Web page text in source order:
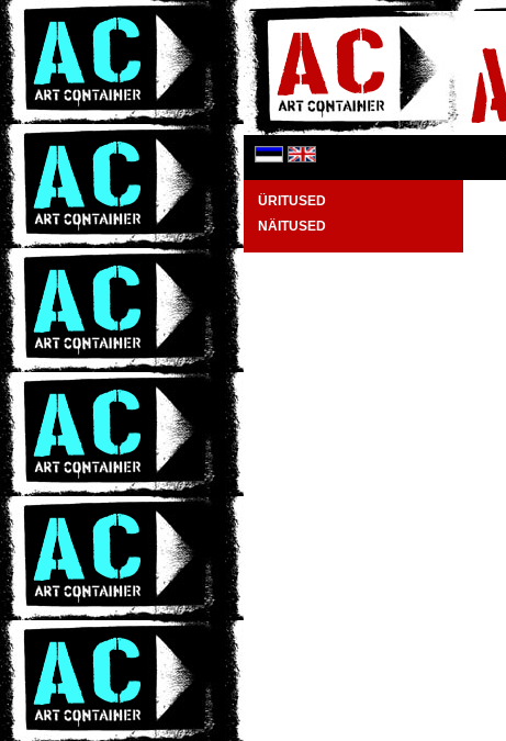
ÜRITUSED
NÄITUSED